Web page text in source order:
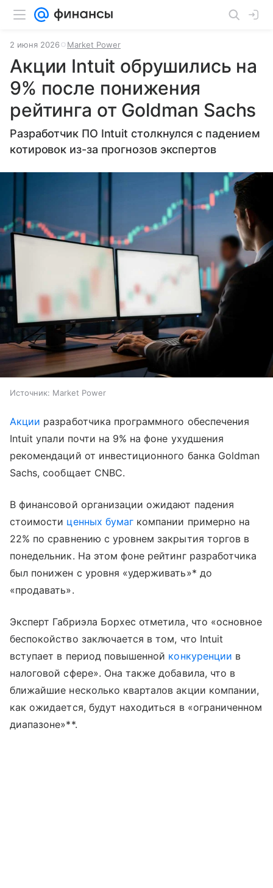
2 июня 2026 Market Power
Акции Intuit обрушились на
9% после понижения
рейтинга от Goldman Sachs
Разработчик ПО Intuit столкнулся с падением
котировок из-за прогнозов экспертов
Источник: Market Power
Акции разработчика программного обеспечения
Intuit упали почти на 9% на фоне ухудшения
рекомендаций от инвестиционного банка Goldman
Sachs, сообщает CNBC.
В финансовой организации ожидают падения
стоимости ценных бумаг компании примерно на
22% по сравнению с уровнем закрытия торгов в
понедельник. На этом фоне рейтинг разработчика
был понижен с уровня «удерживать»* до
«продавать».
Эксперт Габриэла Борхес отметила, что «основное
беспокойство заключается в том, что Intuit
вступает в период повышенной конкуренции в
налоговой сфере». Она также добавила, что в
ближайшие несколько кварталов акции компании,
как ожидается, будут находиться в «ограниченном
диапазоне»**.